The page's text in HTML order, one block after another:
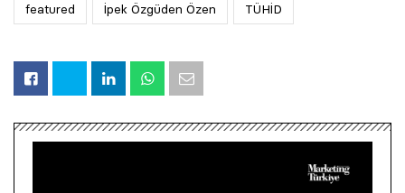
featured İpek Özgüden Özen TÜHİD